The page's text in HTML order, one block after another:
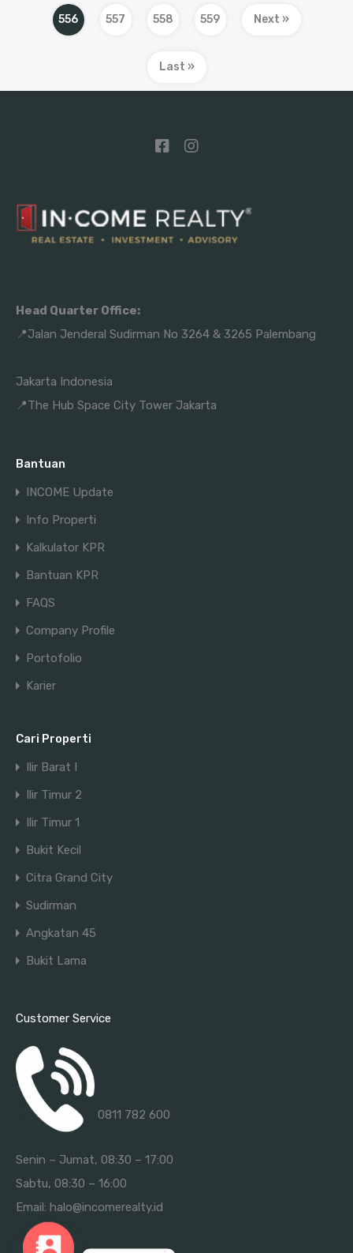
556 557 558 559 Next »
Last »
Head Quarter Office:
📍Jalan Jenderal Sudirman No 3264 & 3265 Palembang
Jakarta Indonesia
📍The Hub Space City Tower Jakarta
Bantuan
INCOME Update
Info Properti
Kalkulator KPR
Bantuan KPR
FAQS
Company Profile
Portofolio
Karier
Cari Properti
Ilir Barat I
Ilir Timur 2
Ilir Timur 1
Bukit Kecil
Citra Grand City
Sudirman
Angkatan 45
Bukit Lama
Customer Service
0811 782 600
Senin – Jumat, 08:30 – 17:00
Sabtu, 08:30 – 16:00
Email: halo@incomerealty.id